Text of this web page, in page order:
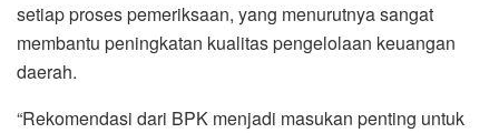
setiap proses pemeriksaan, yang menurutnya sangat
membantu peningkatan kualitas pengelolaan keuangan
daerah.
“Rekomendasi dari BPK menjadi masukan penting untuk